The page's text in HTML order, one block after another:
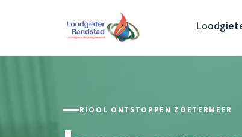
RIOOL ONTSTOPPEN ZOETERMEER